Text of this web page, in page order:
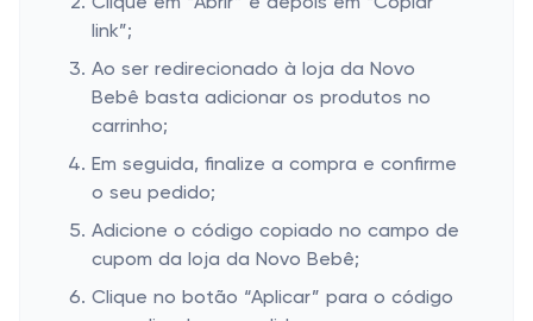
link”;
Ao ser redirecionado à loja da Novo
Bebê basta adicionar os produtos no
carrinho;
Em seguida, finalize a compra e confirme
o seu pedido;
Adicione o código copiado no campo de
cupom da loja da Novo Bebê;
Clique no botão “Aplicar” para o código